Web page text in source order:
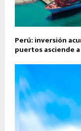
Perú: inversión
puertos asciende